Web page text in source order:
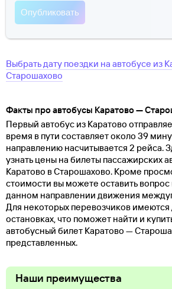
Выбрать дату поездки на автобусе из
Старошахово
Факты про автобусы Каратово —
Первый автобус из Каратово
время в пути составляет около 39
направлению насчитывается 2 рейса.
узнать цены на билеты пассажирских
Каратово в Старошахово. Кроме
стоимости вы можете оставить
данном направлении движения
Для некоторых перевозчиков
остановках, что поможет найти и
автобусный билет Каратово —
представленных.
Наши преимущества